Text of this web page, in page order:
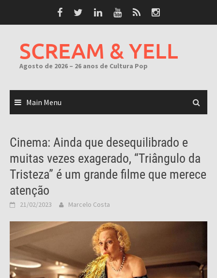
SCREAM & YELL
Agosto de 2026 – 26 anos de Cultura Pop
Main Menu
Cinema: Ainda que desequilibrado e
muitas vezes exagerado, “Triângulo da
Tristeza” é um grande filme que merece
atenção
21/02/2023 Marcelo Costa